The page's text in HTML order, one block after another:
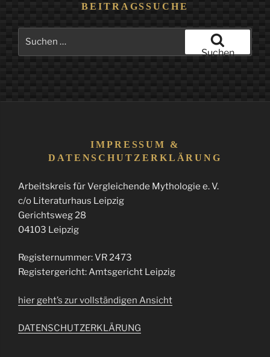
BEITRAGSSUCHE
Suchen
IMPRESSUM &
DATENSCHUTZERKLÄRUNG
Arbeitskreis für Vergleichende Mythologie e. V.
c/o Literaturhaus Leipzig
Gerichtsweg 28
04103 Leipzig
Registernummer: VR 2473
Registergericht: Amtsgericht Leipzig
hier geht’s zur vollständigen Ansicht
DATENSCHUTZERKLÄRUNG